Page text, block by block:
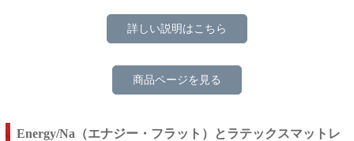
詳しい説明はこちら
商品ページを見る
Energy/Na（エナジー・フラット）とラテックスマットレ